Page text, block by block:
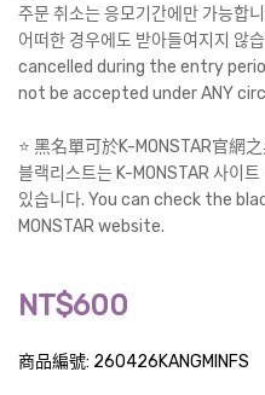
주문 취소는 응모기간에만 가능합
어떠한 경우에도 받아들여지지 않
cancelled during the entry
not be accepted under ANY
⭐️ 黑名單可於K-MONSTAR官網
블랙리스트는 K-MONSTAR 사이
있습니다. You can check the
MONSTAR website.
NT$600
商品編號: 260426KANGMINFS